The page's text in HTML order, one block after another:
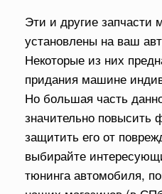
Эти и другие запчасти
установлены на ваш
Некоторые из них
придания машине
Но большая часть
значительно повысить
защитить его от
выбирайте
тюнинга автомобиля,